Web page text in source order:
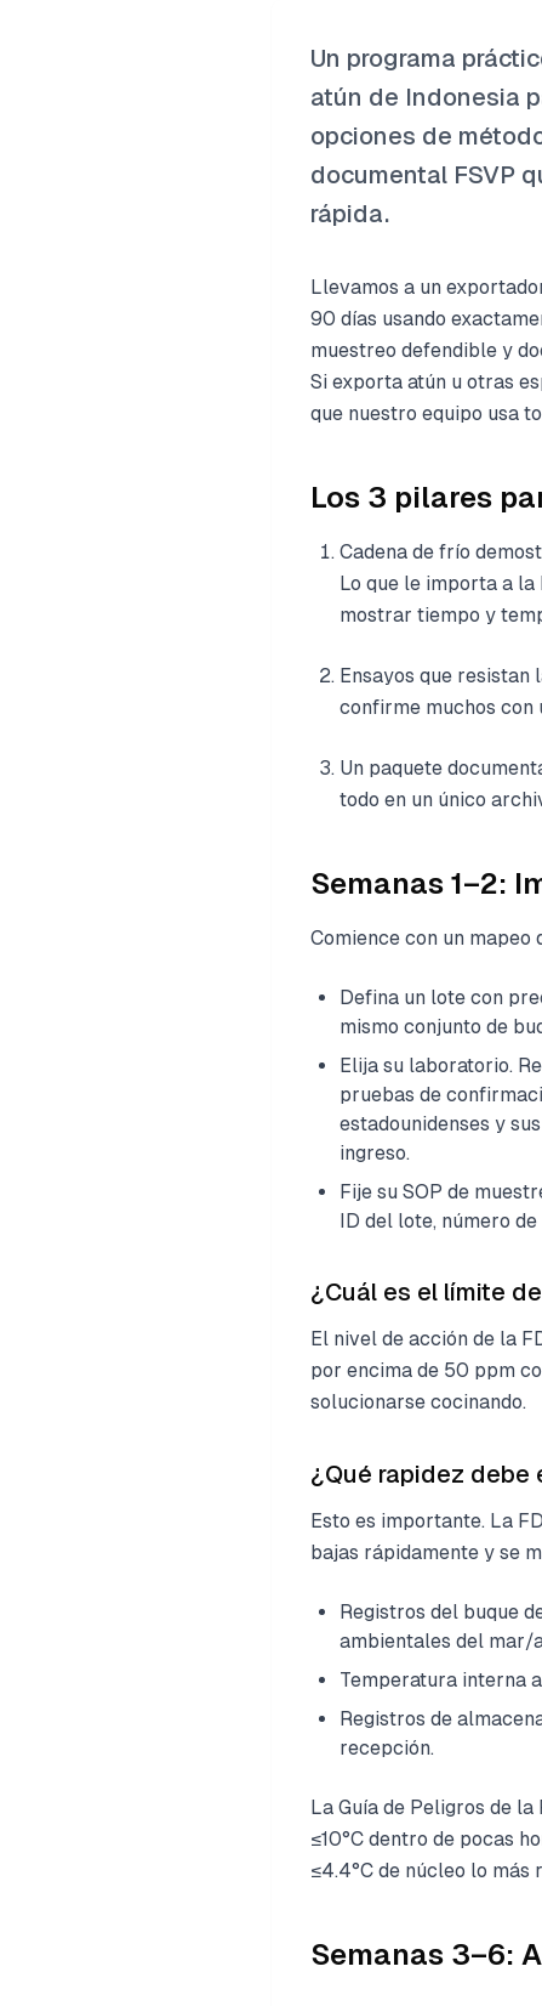
Un programa
atún de Indonesia
opciones de
documental FSVP
rápida.
Llevamos a un
90 días usando
muestreo defendible y
Si exporta atún u otras
que nuestro equipo usa
Los 3 pilares
Cadena de frío
Lo que le importa a la
mostrar tiempo y
Ensayos que resistan
confirme muchos con
Un paquete
todo en un único
Semanas 1–2:
Comience con un mapeo
Defina un lote con
mismo conjunto de
Elija su laboratorio.
pruebas de
estadounidenses y
ingreso.
Fije su SOP de
ID del lote, número
¿Cuál es el límite
El nivel de acción de la
por encima de 50 ppm
solucionarse cocinando.
¿Qué rapidez debe
Esto es importante. La
bajas rápidamente y se
Registros del buque
ambientales del mar/
Temperatura interna
Registros de
recepción.
La Guía de Peligros de
≤10°C dentro de pocas
≤4.4°C de núcleo lo
Semanas 3–6: